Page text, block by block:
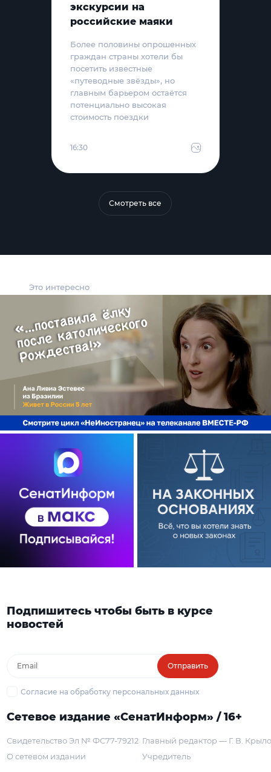
Это интересно
экскурсии на
российские маяки
Более половины опрошенных
граждан страны хотели бы
посетить известные
«путеводные звёзды», но
главным барьером остаётся
потенциально высокая
стоимость поездки
16:30
Смотреть все
Подпишитесь чтобы быть в курсе
новостей
Отправить
Согласие на обработку персональных данных
Сетевое издание «СенатИнформ» / 16+
Свидетельство Эл № ФС77-79212
О сетевом издании
Главный редактор — Г. В.
Учредитель